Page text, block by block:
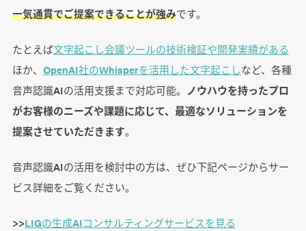
一気通貫でご提案できることが強みです。
たとえば文字起こし会議ツールの技術検証や開発実績がある
ほか、 OpenAI社のWhisperを活用した文字起こしなど、各種
音声認識AIの活用支援まで対応可能。 ノウハウを持ったプロ
がお客様のニーズや課題に応じて、最適なソリューションを
提案させていただきます。
音声認識AIの活用を検討中の方は、ぜひ下記ページからサー
ビス詳細をご覧ください。
>>LIGの生成AIコンサルティングサービスを見る